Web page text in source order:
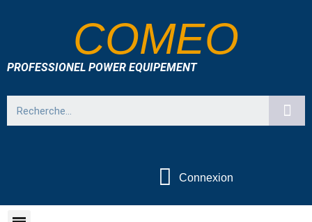
COMEO
PROFESSIONEL POWER EQUIPEMENT
Connexion